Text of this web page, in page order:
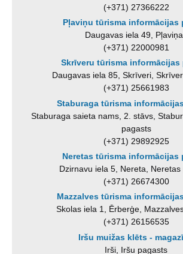
(+371) 27366222
Pļaviņu tūrisma informācijas
Daugavas iela 49,
(+371) 22000981
Skrīveru tūrisma
Daugavas iela 85, Skrīveri,
(+371) 25661983
Staburaga tūrisma
Staburaga saieta nams, 2. stāvs,
pagasts
(+371) 29892925
Neretas tūrisma informācijas
Dzirnavu iela 5, Nereta, Neretas
(+371) 26674300
Mazzalves tūrisma
Skolas iela 1, Ērberģe,
(+371) 26156535
Iršu muižas klēts -
Irši, Iršu pagasts